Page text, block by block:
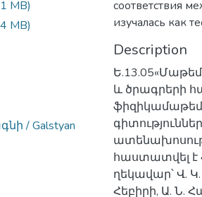
MB)
MB)
/ Galstyan
соответствия
изучалась как
Description
և ծրագրերի
հաստատվել է
ղեկավար՝ Վ.
Հեբիրի, Ա. Ն.